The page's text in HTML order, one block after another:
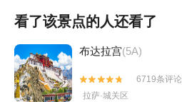
看了该景点的人还看了
布达拉宫(5A)


6719条评论
拉萨·城关区